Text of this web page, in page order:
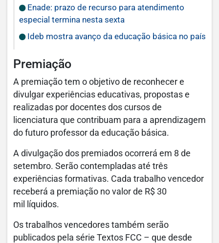
Enade: prazo de recurso para atendimento
especial termina nesta sexta
Ideb mostra avanço da educação básica no país
Premiação
A premiação tem o objetivo de reconhecer e
divulgar experiências educativas, propostas e
realizadas por docentes dos cursos de
licenciatura que contribuam para a aprendizagem
do futuro professor da educação básica.
A divulgação dos premiados ocorrerá em 8 de
setembro. Serão contempladas até três
experiências formativas. Cada trabalho vencedor
receberá a premiação no valor de R$ 30
mil líquidos.
Os trabalhos vencedores também serão
publicados pela série Textos FCC – que desde